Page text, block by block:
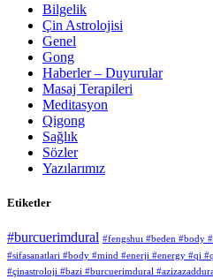
Bilgelik
Çin Astrolojisi
Genel
Gong
Haberler – Duyurular
Masaj Terapileri
Meditasyon
Qigong
Sağlık
Sözler
Yazılarımız
Etiketler
#burcuerimdural #fengshuı #beden #body
#sifasanatlari #body #mind #enerji #energy #qi
#çinastroloji #bazi #burcuerimdural